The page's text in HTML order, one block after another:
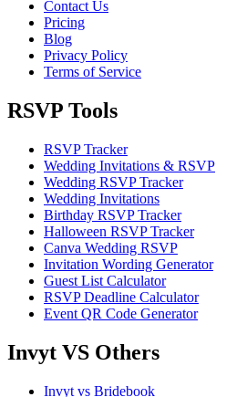
Contact Us
Pricing
Blog
Privacy Policy
Terms of Service
RSVP Tools
RSVP Tracker
Wedding Invitations & RSVP
Wedding RSVP Tracker
Wedding Invitations
Birthday RSVP Tracker
Halloween RSVP Tracker
Canva Wedding RSVP
Invitation Wording Generator
Guest List Calculator
RSVP Deadline Calculator
Event QR Code Generator
Invyt VS Others
Invyt vs Bridebook